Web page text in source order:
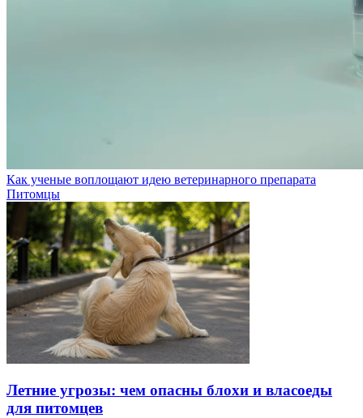
Как ученые воплощают идею ветеринарного препарата
Питомцы
Летние угрозы: чем опасны блохи и власоеды
для питомцев